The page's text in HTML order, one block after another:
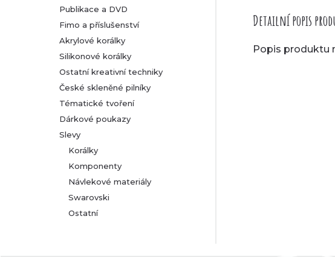
Publikace a DVD
Fimo a příslušenství
Akrylové korálky
Silikonové korálky
Ostatní kreativní techniky
České skleněné pilníky
Tématické tvoření
Dárkové poukazy
Slevy
Korálky
Komponenty
Návlekové materiály
Swarovski
Ostatní
Detailní popis
Popis produktu